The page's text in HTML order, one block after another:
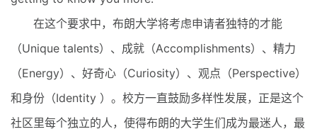
在这个要求中，布朗大学将考虑申请者独特的才能
（Unique talents）、成就（Accomplishments）、精力
（Energy）、好奇心（Curiosity）、观点（Perspective）
和身份（Identity ）。校方一直鼓励多样性发展，正是这个
社区里每个独立的人，使得布朗的大学生们成为最迷人，最